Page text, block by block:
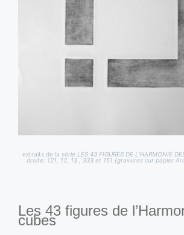
extraits de la série LES 43 FIGURES DE L’HARMONIE
droite: 121, 12, 13 , 333 et 151 (gravures sur papier
Les 43 figures de
cubes